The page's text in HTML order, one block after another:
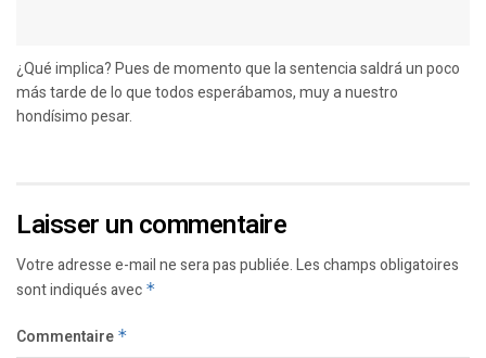
¿Qué implica? Pues de momento que la sentencia saldrá un poco
más tarde de lo que todos esperábamos, muy a nuestro
hondísimo pesar.
Laisser un commentaire
Votre adresse e-mail ne sera pas publiée.Les champs obligatoires
sont indiqués avec *
Commentaire *